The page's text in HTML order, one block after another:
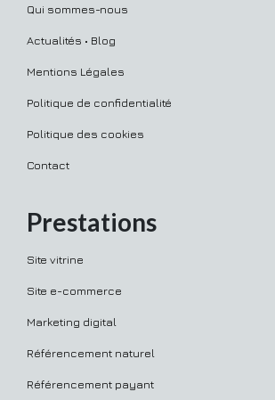
Qui sommes-nous
Actualités • Blog
Mentions Légales
Politique de confidentialité
Politique des cookies
Contact
Prestations
Site vitrine
Site e-commerce
Marketing digital
Référencement naturel
Référencement payant